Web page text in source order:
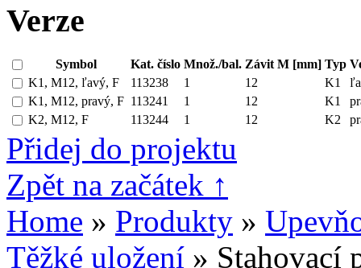
Verze
Symbol Kat. číslo Množ./bal. Závit M [mm] Typ
K1, M12, ľavý, F
113238 1 12 K1
K1, M12, pravý, F 113241 1 12 K1
K2, M12, F
113244 1 12 K2
Přidej do projektu
Zpět na začátek ↑
Home » Produkty »
Těžké uložení » Stahovací